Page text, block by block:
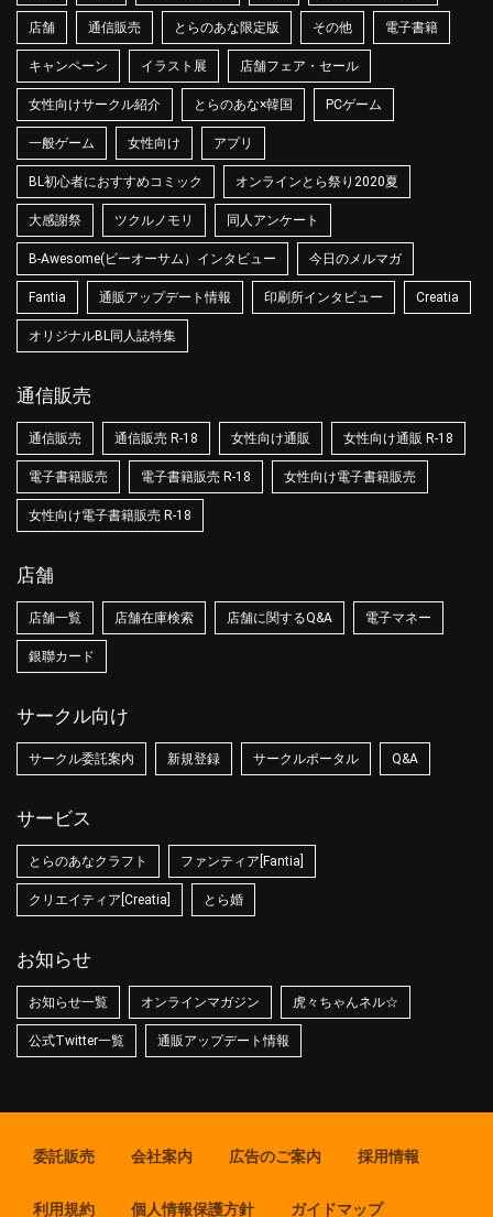
店舗 通信販売 とらのあな限定版 その他 電子書籍
キャンペーン イラスト展 店舗フェア・セール
女性向けサークル紹介 とらのあな×韓国 PCゲーム
一般ゲーム 女性向け アプリ
BL初心者におすすめコミック オンラインとら祭り2020夏
大感謝祭 ツクルノモリ 同人アンケート
B-Awesome(ビーオーサム）インタビュー 今日のメルマガ
Fantia 通販アップデート情報 印刷所インタビュー Creatia
オリジナルBL同人誌特集
通信販売
通信販売 通信販売 R-18 女性向け通販 女性向け通販 R-18
電子書籍販売 電子書籍販売 R-18 女性向け電子書籍販売
女性向け電子書籍販売 R-18
店舗
店舗一覧 店舗在庫検索 店舗に関するQ&A 電子マネー
銀聯カード
サークル向け
サークル委託案内 新規登録 サークルポータル Q&A
サービス
とらのあなクラフト ファンティア[Fantia]
クリエイティア[Creatia] とら婚
お知らせ
お知らせ一覧 オンラインマガジン 虎々ちゃんネル☆
公式Twitter一覧 通販アップデート情報
委託販売 会社案内 広告のご案内 採用情報
利用規約 個人情報保護方針 ガイドマップ